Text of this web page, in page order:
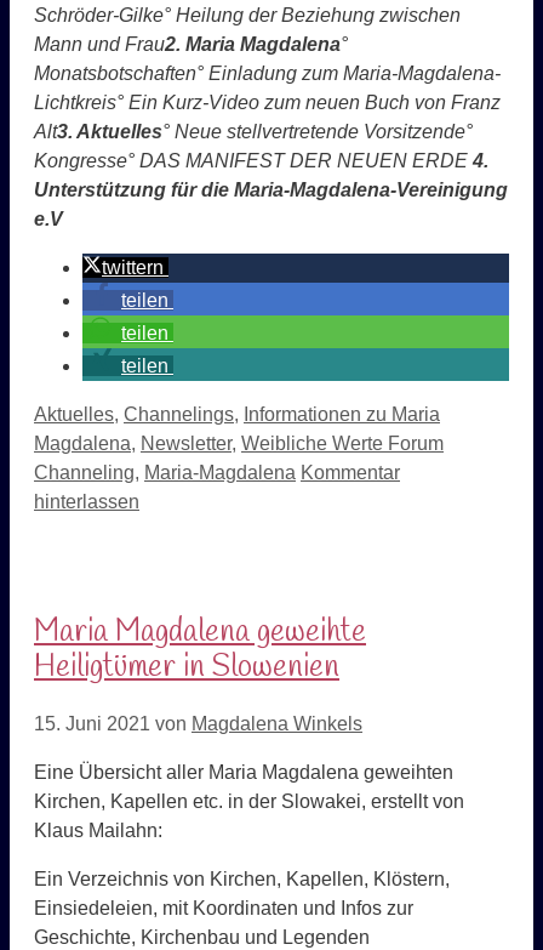
Schröder-Gilke° Heilung der Beziehung zwischen
Mann und Frau2. Maria Magdalena°
Monatsbotschaften° Einladung zum Maria-Magdalena-
Lichtkreis° Ein Kurz-Video zum neuen Buch von Franz
Alt3. Aktuelles° Neue stellvertretende Vorsitzende°
Kongresse° DAS MANIFEST DER NEUEN ERDE 4.
Unterstützung für die Maria-Magdalena-Vereinigung
e.V
twittern
teilen
teilen
teilen
Kategorien
Aktuelles, Channelings, Informationen zu Maria
Magdalena, Newsletter, Weibliche Werte Forum
Channeling, Maria-Magdalena Kommentar
hinterlassen
Maria Magdalena geweihte
Heiligtümer in Slowenien
15. Juni 2021 von Magdalena Winkels
Eine Übersicht aller Maria Magdalena geweihten
Kirchen, Kapellen etc. in der Slowakei, erstellt von
Klaus Mailahn:
Ein Verzeichnis von Kirchen, Kapellen, Klöstern,
Einsiedeleien, mit Koordinaten und Infos zur
Geschichte, Kirchenbau und Legenden